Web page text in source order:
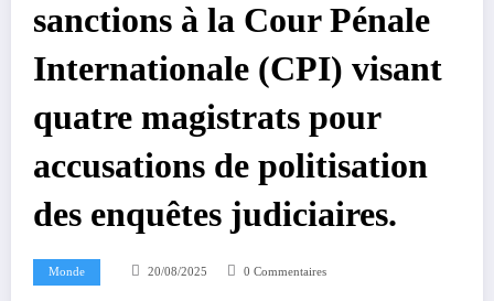
sanctions à la Cour Pénale
Internationale (CPI) visant
quatre magistrats pour
accusations de politisation
des enquêtes judiciaires.
Monde 20/08/2025 0 Commentaires